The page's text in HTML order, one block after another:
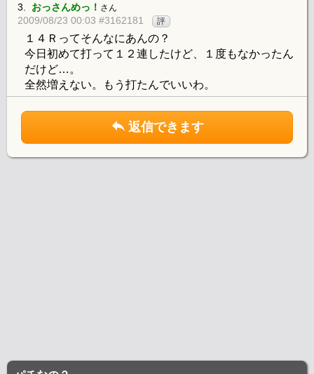
3. おっさんめっ！ さん
2009/08/23 00:03 #3162181 評
１４Ｒってそんなにあんの？
今日初めて打って１２連したけど、１度もなかったん
だけど…。
全然増えない。もう打たんでいいわ。
返信できます